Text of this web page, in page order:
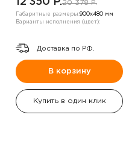
12 350 P.20 378 P.
Габаритные размеры:900х480 мм
Варианты исполнения (цвет):
Доставка по РФ.
В корзину
Купить в один клик